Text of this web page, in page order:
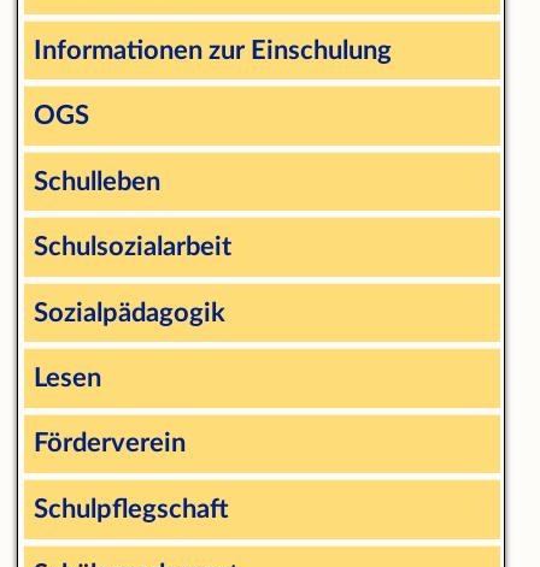
Informationen zur Einschulung
OGS
Schulleben
Schulsozialarbeit
Sozialpädagogik
Lesen
Förderverein
Schulpflegschaft